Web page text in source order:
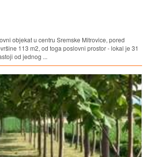
objekat u centru Sremske Mitrovice, pored
113 m2, od toga poslovni prostor - lokal je 31
od jednog ...